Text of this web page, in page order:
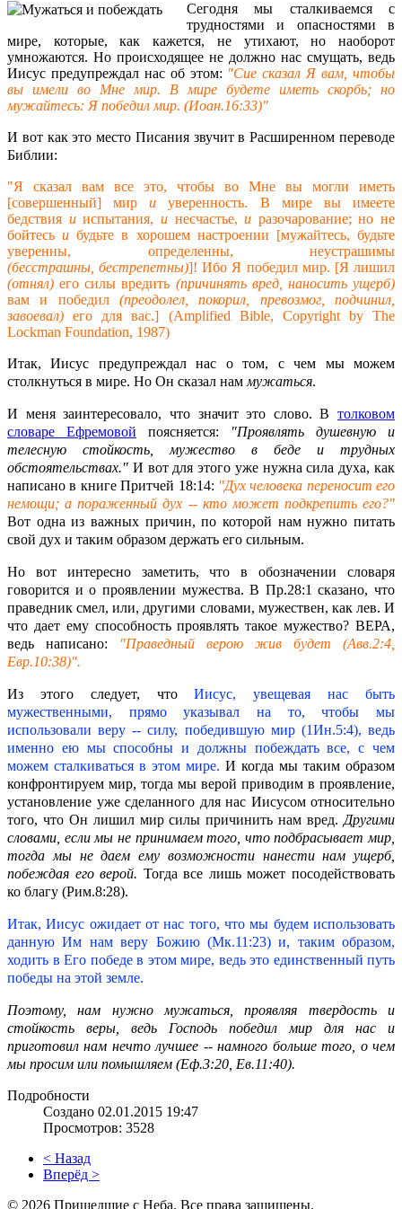
Сегодня мы сталкиваемся с
трудностями и опасностями в
мире, которые, как кажется, не утихают, но наоборот
умножаются. Но происходящее не должно нас смущать, ведь
Иисус предупреждал нас об этом: "Сие сказал Я вам, чтобы
вы имели во Мне мир. В мире будете иметь скорбь; но
мужайтесь: Я победил мир. (Иоан.16:33)"
И вот как это место Писания звучит в Расширенном переводе
Библии:
"Я сказал вам все это, чтобы во Мне вы могли иметь
[совершенный] мири уверенность. В мире вы имеете
бедствия ииспытания, инесчастье,и разочарование; но не
бойтесьи будьте в хорошем настроении [мужайтесь, будьте
уверенны, определенны, неустрашимы
(бесстрашны, бестрепетны)]! Ибо Я победил мир. [Я лишил
(отнял) его силы вредить (причинять вред, наносить ущерб)
вам и победил (преодолел, покорил, превозмог, подчинил,
завоевал) его для вас.] (Amplified Bible, Copyright by The
Lockman Foundation, 1987)
Итак, Иисус предупреждал нас о том, с чем мы можем
столкнуться в мире. Но Он сказал нам мужаться.
И меня заинтересовало, что значит это слово. В толковом
словаре Ефремовой поясняется:
"Проявлять душевную и
телесную стойкость, мужество в беде и трудных
обстоятельствах." И вот для этого уже нужна сила духа, как
написано в книге Притчей 18:14: "Дух человека переносит его
немощи; а пораженный дух -- кто может подкрепить его?"
Вот одна из важных причин, по которой нам нужно питать
свой дух и таким образом держать его сильным.
Но вот интересно заметить, что в обозначении словаря
говорится и о проявлении мужества. В Пр.28:1 сказано, что
праведник смел, или, другими словами, мужествен, как лев. И
что дает ему способность проявлять такое мужество? ВЕРА,
ведь написано:
"Праведный верою жив будет (Авв.2:4,
Евр.10:38)".
Из этого следует, чтоИисус, увещевая нас быть
мужественными, прямо указывал на то, чтобы мы
использовали веру -- силу, победившую мир (1Ин.5:4), ведь
именно ею мы способны и должны побеждать все, с чем
можем сталкиваться в этом мире. И когда мы таким образом
конфронтируем мир, тогда мы верой приводим в проявление,
установление уже сделанного для нас Иисусом относительно
того, что Он лишил мир силы причинить нам вред. Другими
словами, если мы не принимаем того, что подбрасывает мир,
тогда мы не даем ему возможности нанести нам ущерб,
побеждая его верой. Тогда все лишь может посодействовать
ко благу (Рим.8:28).
Итак, Иисус ожидает от нас того, что мы будем использовать
данную Им нам веру Божию (Мк.11:23) и, таким образом,
ходить в Его победе в этом мире, ведь это единственный путь
победы на этой земле.
Поэтому, нам нужно мужаться, проявляя твердость и
стойкость веры, ведь Господь победил мир для нас и
приготовил нам нечто лучшее -- намного больше того, о чем
мы просим или помышляем (Еф.3:20, Ев.11:40).
Подробности
Создано 02.01.2015 19:47
Просмотров: 3528
< Назад
Вперёд >
© 2026 Пришедшие с Неба. Все права защищены.